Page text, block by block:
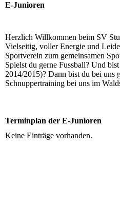
E-Junioren
Herzlich Willkommen beim SV
Vielseitig, voller Energie und
Sportverein zum gemeinsamen
Spielst du gerne Fussball? Und
2014/2015)? Dann bist du bei uns
Schnuppertraining bei uns im
Terminplan der E-Junioren
Keine Einträge vorhanden.